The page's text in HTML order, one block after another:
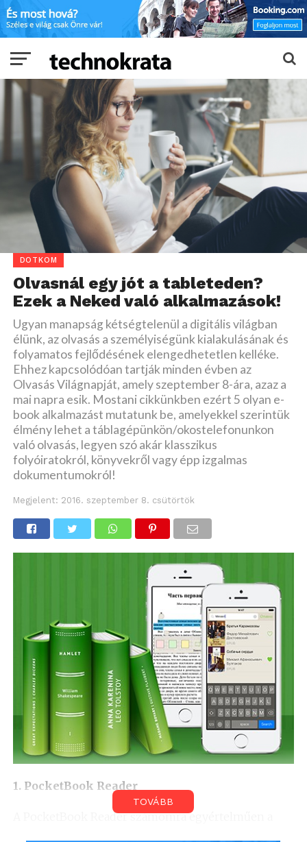
DOTKOM
Olvasnál egy jót a tableteden?
Ezek a Neked való alkalmazások!
Ugyan manapság kétségtelenül a digitális világban
élünk, az olvasás a személyiségünk kialakulásának és
folyamatos fejlődésének elengedhetetlen kelléke.
Ehhez kapcsolódóan tartják minden évben az
Olvasás Világnapját, amely szeptember 8-ára, azaz a
mai napra esik. Mostani cikkünkben ezért 5 olyan e-
book alkalmazást mutatunk be, amelyekkel szerintük
élmény lehet a táblagépünkön/okostelefonunkon
való olvasás, legyen szó akár klasszikus
folyóiratokról, könyvekről vagy épp izgalmas
dokumentumokról!
Megjelent: 2016. szeptember 8. csütörtök
1. PocketBook Reader
A PocketBook Reader számomra egyértelműen a
TOVÁBB